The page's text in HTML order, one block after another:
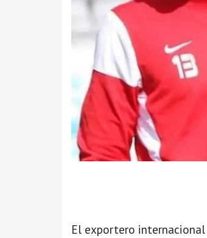
El exportero internacional